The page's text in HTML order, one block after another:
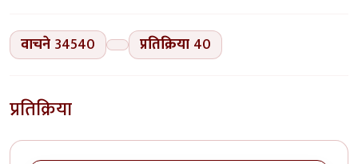
वाचने 34540 प्रतिक्रिया 40
प्रतिक्रिया